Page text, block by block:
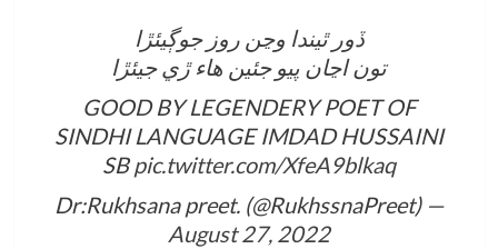
ڏور ٿيندا وڃن روز جوڳيئڙا
تون اڃان پيو جئين ھاء ڙي جيئڙا
GOOD BY LEGENDERY POET OF
SINDHI LANGUAGE IMDAD HUSSAINI
SBpic.twitter.com/XfeA9blkaq
— Dr:Rukhsana preet. (@RukhssnaPreet)
August 27, 2022